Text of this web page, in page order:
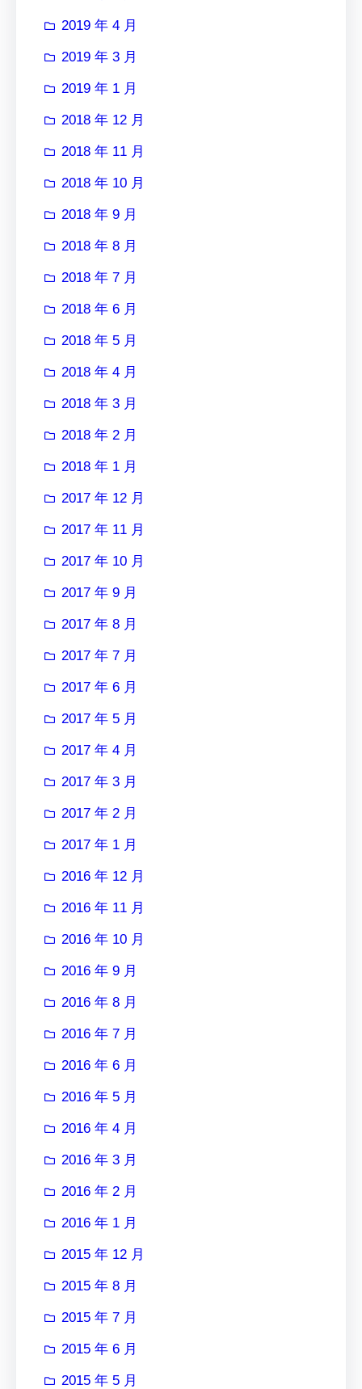
2019 年 4 月
2019 年 3 月
2019 年 1 月
2018 年 12 月
2018 年 11 月
2018 年 10 月
2018 年 9 月
2018 年 8 月
2018 年 7 月
2018 年 6 月
2018 年 5 月
2018 年 4 月
2018 年 3 月
2018 年 2 月
2018 年 1 月
2017 年 12 月
2017 年 11 月
2017 年 10 月
2017 年 9 月
2017 年 8 月
2017 年 7 月
2017 年 6 月
2017 年 5 月
2017 年 4 月
2017 年 3 月
2017 年 2 月
2017 年 1 月
2016 年 12 月
2016 年 11 月
2016 年 10 月
2016 年 9 月
2016 年 8 月
2016 年 7 月
2016 年 6 月
2016 年 5 月
2016 年 4 月
2016 年 3 月
2016 年 2 月
2016 年 1 月
2015 年 12 月
2015 年 8 月
2015 年 7 月
2015 年 6 月
2015 年 5 月